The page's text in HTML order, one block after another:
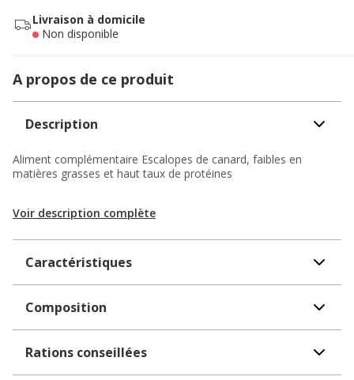
Livraison à domicile
Non disponible
A propos de ce produit
Description
Aliment complémentaire Escalopes de canard, faibles en
matières grasses et haut taux de protéines
Voir description complète
Caractéristiques
Composition
Rations conseillées